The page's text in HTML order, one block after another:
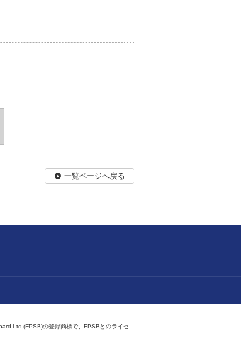
一覧ページへ戻る
Ltd.(FPSB)の登録商標で、FPSBとのライセ